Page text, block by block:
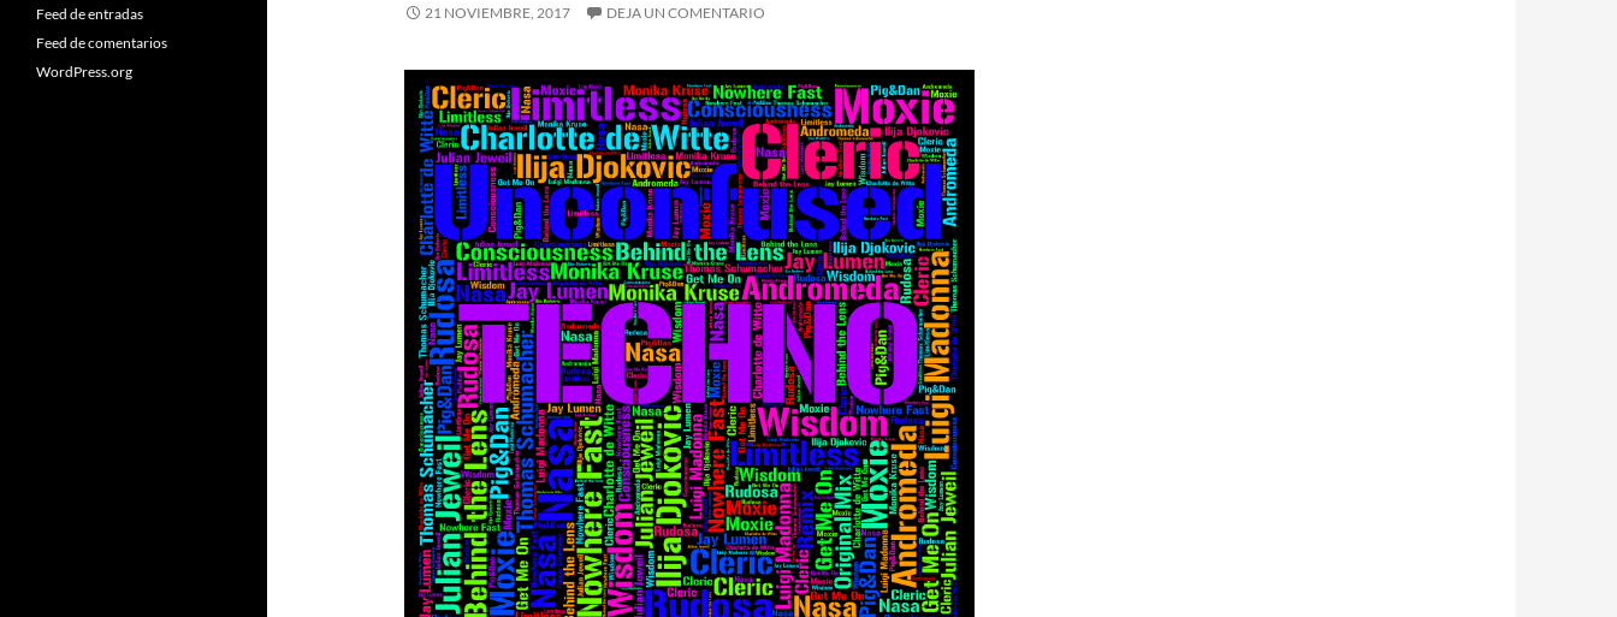
21 NOVIEMBRE, 2017 DEJA UN COMENTARIO
Feed de entradas
Feed de comentarios
WordPress.org